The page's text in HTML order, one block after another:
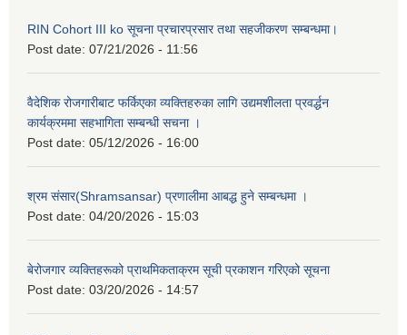
RIN Cohort III ko सूचना प्रचारप्रसार तथा सहजीकरण सम्बन्धमा।
Post date: 07/21/2026 - 11:56
वैदेशिक रोजगारीबाट फर्किएका व्यक्तिहरुका लागि उद्यमशीलता प्रवर्द्धन
कार्यक्रममा सहभागिता सम्बन्धी सचना ।
Post date: 05/12/2026 - 16:00
श्रम संसार(Shramsansar) प्रणालीमा आबद्ध हुने सम्बन्धमा ।
Post date: 04/20/2026 - 15:03
बेरोजगार व्यक्तिहरूको प्राथमिकताक्रम सूची प्रकाशन गरिएको सूचना
Post date: 03/20/2026 - 14:57